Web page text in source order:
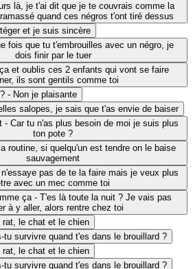
là, je t'ai dit que je te couvrais comme la
quand ces négros t'ont tiré dessus
et je suis sincère
fois que tu t'embrouilles avec un négro, je
dois finir par le tuer
et oublis ces 2 enfants qui vont se faire
ils sont gentils comme toi
- Non je plaisante
salopes, je sais que t'as envie de baiser
- Car tu n'as plus besoin de moi je suis plus
ton pote ?
routine, si quelqu'un est tendre on le baise
sauvagement
pas de te la faire mais je veux plus
avec un mec comme toi
ça - T'es là toute la nuit ? Je vais pas
à y aller, alors rentre chez toi
rat, le chat et le chien
tu survivre quand t'es dans le brouillard ?
rat, le chat et le chien
tu survivre quand t'es dans le brouillard ?